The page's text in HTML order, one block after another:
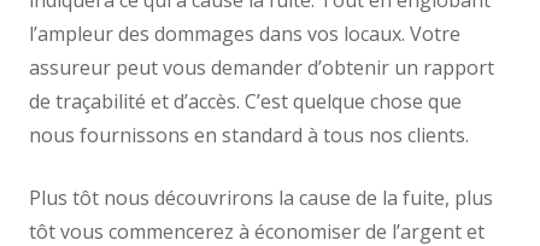
l’ampleur des dommages dans vos locaux. Votre
assureur peut vous demander d’obtenir un rapport
de traçabilité et d’accès. C’est quelque chose que
nous fournissons en standard à tous nos clients.
Plus tôt nous découvrirons la cause de la fuite, plus
tôt vous commencerez à économiser de l’argent et